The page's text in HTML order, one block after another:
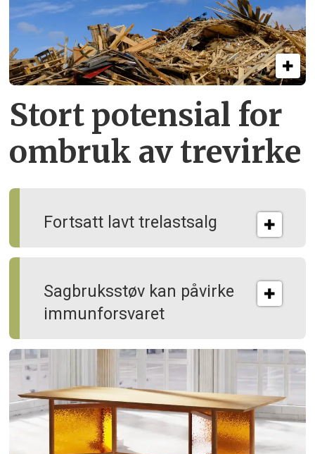
Stort potensial for
ombruk av tre­virke
Fortsatt lavt trelastsalg
Sagbruksstøv kan på­virke
immun­forsvaret